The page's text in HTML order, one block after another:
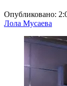
Опубликовано:
Лола Мусаева